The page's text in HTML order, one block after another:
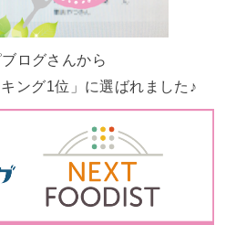
ログさんから
ング1位」に選ばれました♪